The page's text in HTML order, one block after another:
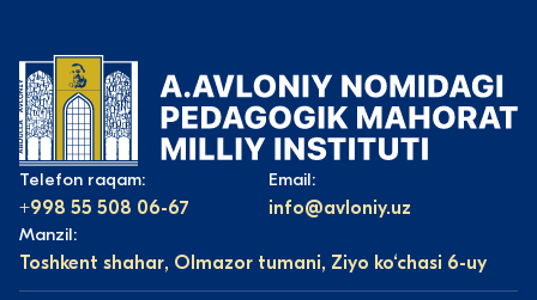
Telefon raqam:
+998 55 508 06-67
Email:
info@avloniy.uz
Manzil:
Toshkent shahar, Olmazor tumani, Ziyo ko‘chasi 6-uy